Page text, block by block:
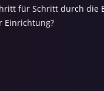
für Schritt durch die
Einrichtung?